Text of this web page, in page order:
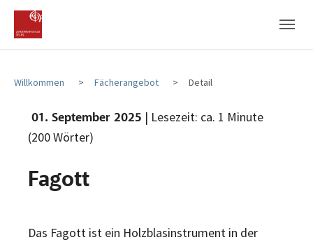
Zum Hauptinhalt
Zum Fußbereich
Willkommen Fächerangebot Detail
01. September 2025 | Lesezeit: ca. 1 Minute
(200 Wörter)
Fagott
Das Fagott ist ein Holzblasinstrument in der